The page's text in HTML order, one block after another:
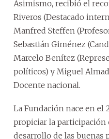
Asimismo, recibió el
Riveros (Destacado
Manfred Steffen
Sebastián Giménez
Marcelo Benítez
políticos) y Miguel
Docente nacional.
La Fundación nace en el
propiciar la participación
desarrollo de las buenas